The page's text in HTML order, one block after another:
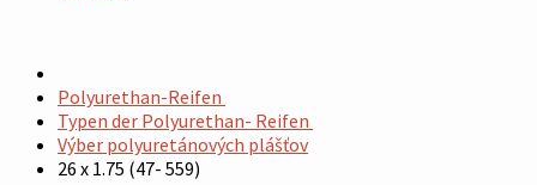
Polyurethan-Reifen
Typen der Polyurethan- Reifen
Výber polyuretánových plášťov
26 x 1.75 (47- 559)